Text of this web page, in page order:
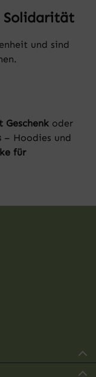
Solidarität
und sind
Geschenk oder
– Hoodies und
für